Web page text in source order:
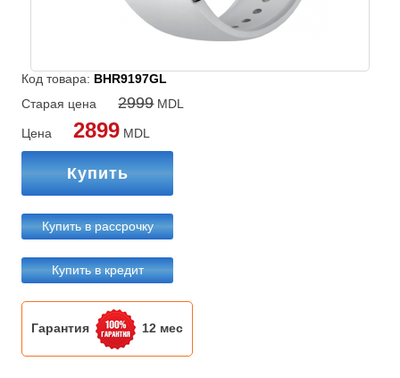
Код товара: BHR9197GL
Старая цена
2999MDL
Цена 2899 MDL
Купить
Купить в рассрочку
Купить в кредит
Гарантия 12 мес